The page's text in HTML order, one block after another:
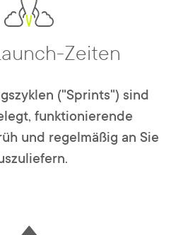
Zeiten
("Sprints") sind
funktionierende
und regelmäßig an Sie